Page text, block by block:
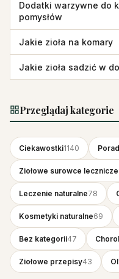
Dodatki warzywne do
pomysłów
Jakie zioła na komary
Jakie zioła sadzić w
Przeglądaj kategorie
Ciekawostki1140
Ziołowe surowce lecznicze
Leczenie naturalne78
Kosmetyki naturalne69
Bez kategorii47
Ziołowe przepisy43